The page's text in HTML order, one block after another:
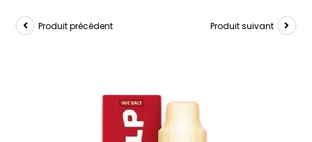
Produit précédent Produit suivant